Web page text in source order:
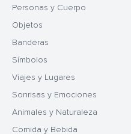
Personas y Cuerpo
Objetos
Banderas
Símbolos
Viajes y Lugares
Sonrisas y Emociones
Animales y Naturaleza
Comida y Bebida